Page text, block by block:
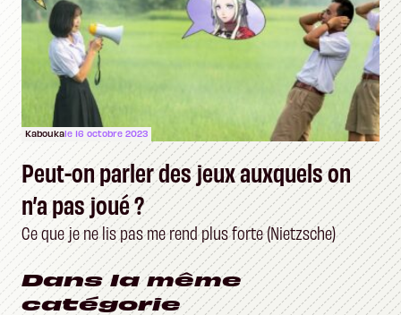
Kaboukale 16 octobre 2023
Peut-on parler des jeux auxquels on
n’a pas joué ?
Ce que je ne lis pas me rend plus forte (Nietzsche)
Dans la même
catégorie